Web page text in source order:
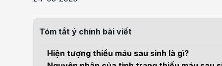
Tầm soát ung thư
Điện quang can thiệp
Tóm tắt ý chính bài viết
Hiện tượng thiếu máu sau sinh là gì?